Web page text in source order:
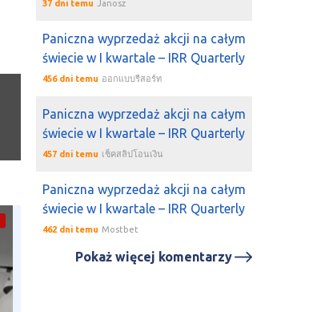
37 dni temu Janosz
Paniczna wyprzedaż akcji na całym
świecie w I kwartale – IRR Quarterly
456 dni temu ออกแบบรีสอร์ท
Paniczna wyprzedaż akcji na całym
świecie w I kwartale – IRR Quarterly
457 dni temu เช็คสลิปโอนเงิน
Paniczna wyprzedaż akcji na całym
świecie w I kwartale – IRR Quarterly
462 dni temu Mostbet
Pokaż więcej komentarzy